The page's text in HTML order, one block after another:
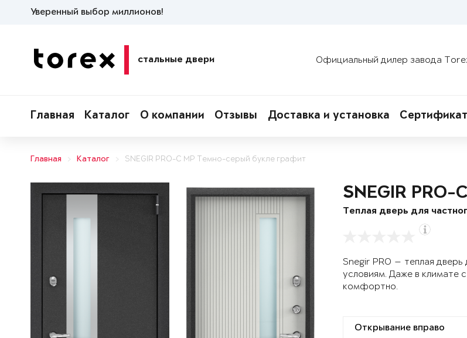
Уверенный выбор миллионов!
стальные двери Официальный дилер завода
Главная Каталог О компании Отзывы Доставка и установка
Главная Каталог SNEGIR PRO-C MP Темно-серый букле графит
SNEGIR PRO-
Теплая дверь для
Snegir PRO — теплая
условиям. Даже в климате
комфортно.